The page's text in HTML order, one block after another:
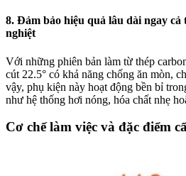
8. Đảm bảo hiệu quả lâu dài ngay
nghiệt
Với những phiên bản làm từ thép
cút 22.5° có khả năng chống ăn mòn,
vậy, phụ kiện này hoạt động bền bỉ
như hệ thống hơi nóng, hóa chất nhẹ
Cơ chế làm việc và đặc điểm